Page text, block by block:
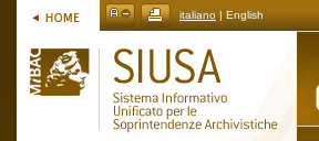
italiano | English